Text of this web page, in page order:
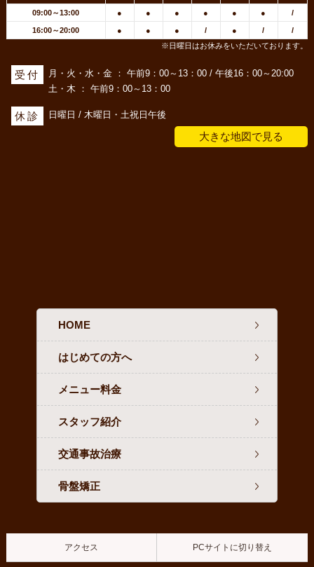
09:00～13:00 ● ● ● ● ● ● /
16:00～20:00 ● ● ● / ● /
/
※日曜日はお休みをいただいております。
受付
月・火・水・金 ： 午前9：00～13：00 / 午後16：00～20:00
土・木 ： 午前9：00～13：00
休診 日曜日 / 木曜日・土祝日午後
大きな地図で見る
HOME
はじめての方へ
メニュー料金
スタッフ紹介
交通事故治療
骨盤矯正
アクセス PCサイトに切り替え